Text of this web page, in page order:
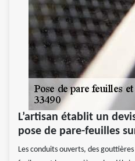
L’artisan établit un
pose de pare-feuilles
Les conduits ouverts, des